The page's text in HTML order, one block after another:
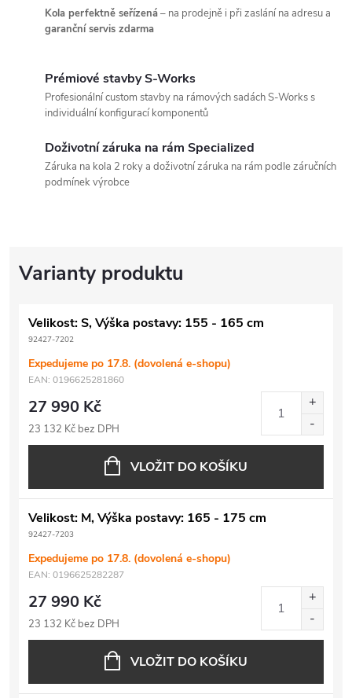
Kola perfektně seřízená– na prodejně i při zaslání na adresu a
garanční servis zdarma
Prémiové stavby S-Works
Profesionální custom stavby na rámových sadách S-Works s
individuální konfigurací komponentů
Doživotní záruka na rám Specialized
Záruka na kola 2 roky a doživotní záruka na rám podle záručních
podmínek výrobce
Velikost: S, Výška postavy: 155 - 165 cm
92427-7202
Expedujeme po 17.8. (dovolená e-shopu)
EAN: 0196625281860
27 990 Kč
23 132 Kč bez DPH
VLOŽIT DO KOŠÍKU
Velikost: M, Výška postavy: 165 - 175 cm
92427-7203
Expedujeme po 17.8. (dovolená e-shopu)
EAN: 0196625282287
27 990 Kč
23 132 Kč bez DPH
VLOŽIT DO KOŠÍKU